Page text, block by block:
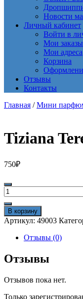
Новости
Личный кабинет
Войти в
Мои заказы
Мои адреса
Корзина
Отзывы
Контакты
Главная /Мини
Tiziana
750₽
Количество
товара
Tiziana
Terenzi
Atlantide
vip
очень
В корзину
Артикул: 49003
Отзывы (0)
Отзывы
Отзывов пока нет.
Только